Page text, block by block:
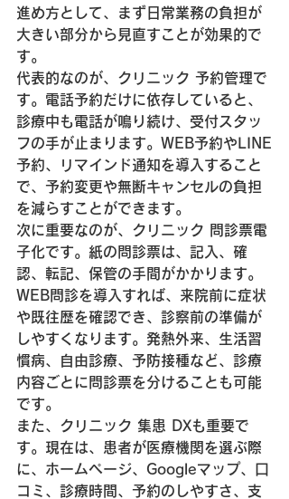
進め方として、まず日常業務の負担が
大きい部分から見直すことが効果的で
す。
代表的なのが、クリニック 予約管理で
す。電話予約だけに依存していると、
診療中も電話が鳴り続け、受付スタッ
フの手が止まります。WEB予約やLINE
予約、リマインド通知を導入すること
で、予約変更や無断キャンセルの負担
を減らすことができます。
次に重要なのが、クリニック 問診票電
子化です。紙の問診票は、記入、確
認、転記、保管の手間がかかります。
WEB問診を導入すれば、来院前に症状
や既往歴を確認でき、診察前の準備が
しやすくなります。発熱外来、生活習
慣病、自由診療、予防接種など、診療
内容ごとに問診票を分けることも可能
です。
また、クリニック 集患 DXも重要で
す。現在は、患者が医療機関を選ぶ際
に、ホームページ、Googleマップ、口
コミ、診療時間、予約のしやすさ、支